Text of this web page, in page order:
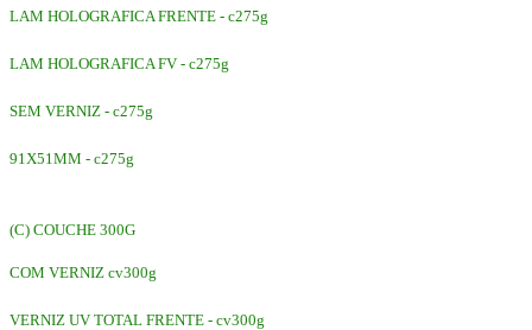
LAM HOLOGRAFICA FRENTE - c275g
LAM HOLOGRAFICA FV - c275g
SEM VERNIZ - c275g
91X51MM - c275g
(C) COUCHE 300G
COM VERNIZ cv300g
VERNIZ UV TOTAL FRENTE - cv300g